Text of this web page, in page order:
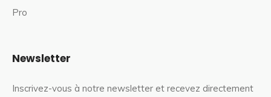
Pro
Newsletter
Inscrivez-vous à notre newsletter et recevez directement